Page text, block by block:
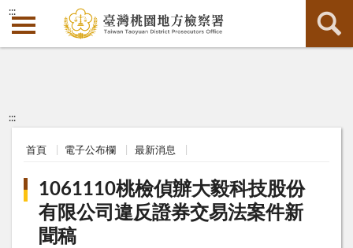
:::
:::
首頁 電子公布欄 最新消息
1061110桃檢偵辦大毅科技股份
有限公司違反證券交易法案件新
聞稿